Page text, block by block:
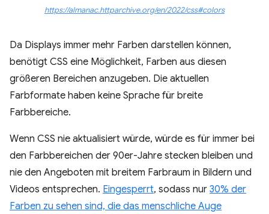
https://almanac.httparchive.org/en/2022/css#colors
Da Displays immer mehr Farben darstellen können,
benötigt CSS eine Möglichkeit, Farben aus diesen
größeren Bereichen anzugeben. Die aktuellen
Farbformate haben keine Sprache für breite
Farbbereiche.
Wenn CSS nie aktualisiert würde, würde es für immer bei
den Farbbereichen der 90er-Jahre stecken bleiben und
nie den Angeboten mit breitem Farbraum in Bildern und
Videos entsprechen. Eingesperrt, sodass nur 30% der
Farben zu sehen sind, die das menschliche Auge